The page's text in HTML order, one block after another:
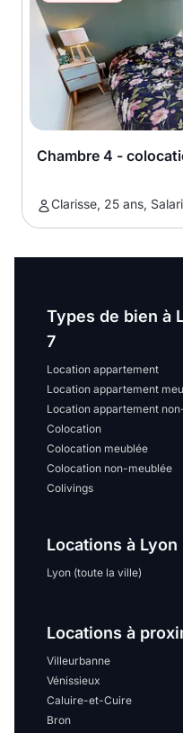
Chambre 4 -
Clarisse, 25 ans,
Types de bien à
7
Location appartement
Location appartement
Location appartement
Colocation
Colocation meublée
Colocation non-meublée
Colivings
Locations à Lyon
Lyon (toute la ville)
Locations à
Villeurbanne
Vénissieux
Caluire-et-Cuire
Bron